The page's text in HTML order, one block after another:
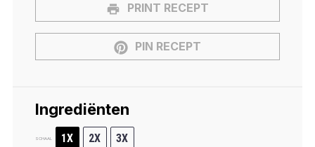
PRINT RECEPT
PIN RECEPT
Ingrediënten
SCHAAL 1X 2X 3X